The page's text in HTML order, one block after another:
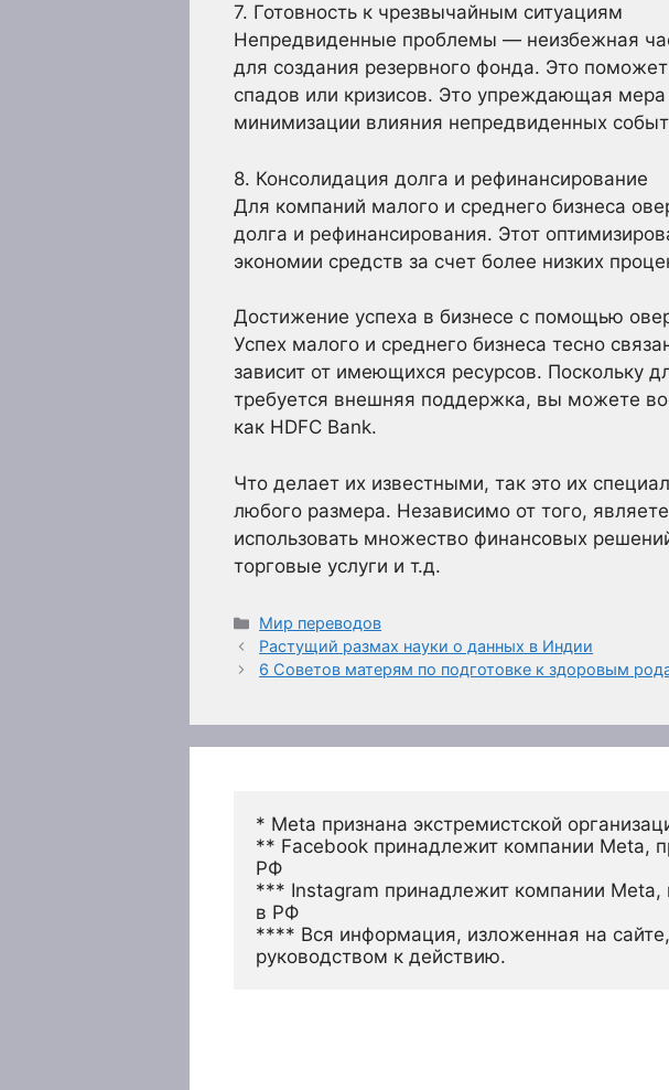
7. Готовность к чрезвычайным ситуациям
Непредвиденные проблемы — неизбежная
для создания резервного фонда. Это
спадов или кризисов. Это упреждающая
минимизации влияния непредвиденных
8. Консолидация долга и рефинансирование
Для компаний малого и среднего бизнеса
долга и рефинансирования. Этот
экономии средств за счет более низких
Достижение успеха в бизнесе с помощью
Успех малого и среднего бизнеса тесно
зависит от имеющихся ресурсов. Поскольку
требуется внешняя поддержка, вы можете
как HDFC Bank.
Что делает их известными, так это их
любого размера. Независимо от того,
использовать множество финансовых
торговые услуги и т.д.
Рубрики
Мир переводов
Растущий размах науки о данных в Индии
6 Советов матерям по подготовке к здоровым
* Meta признана экстремистской
** Facebook принадлежит компании Meta,
РФ
*** Instagram принадлежит компании Meta,
в РФ
**** Вся информация, изложенная на
руководством к действию.